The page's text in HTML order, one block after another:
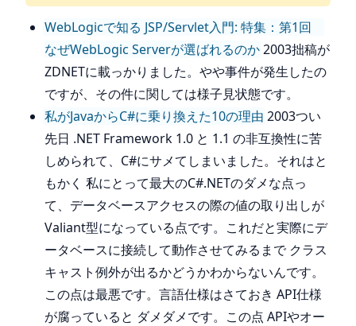
WebLogicで知る JSP/Servlet入門: 特集：第1回
なぜWebLogic Serverが選ばれるのか2003拙稿が
ZDNETに載っかりました。やや事件が発生したの
ですが、その件に関しては様子見状態です。
私がJavaからC#に乗り換えた10の理由 2003つい
先日 .NET Framework 1.0 と 1.1 の非互換性に苦
しめられて、C#にサメてしまいました。それはと
もかく 私にとって最大のC#.NETのダメな点っ
て、データベースアクセスの際の値の取り出しが
Valiant型になっている点です。これだと実際にデ
ータベースに接続して動作させてみるまで クラス
キャスト例外が出るかどうかわからないんです。
この点は最悪です。言語仕様はさておき API仕様
が腐っていると ダメダメです。この点 APIやオー